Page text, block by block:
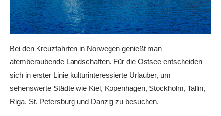
Bei den Kreuzfahrten in Norwegen genießt man
atemberaubende Landschaften. Für die Ostsee entscheiden
sich in erster Linie kulturinteressierte Urlauber, um
sehenswerte Städte wie Kiel, Kopenhagen, Stockholm, Tallin,
Riga, St. Petersburg und Danzig zu besuchen.